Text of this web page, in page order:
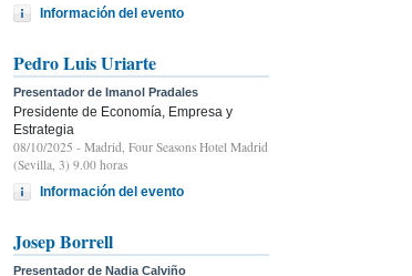
Información del evento
Pedro Luis Uriarte
Presentador de Imanol Pradales
Presidente de Economía, Empresa y
Estrategia
08/10/2025 - Madrid, Four Seasons Hotel Madrid
(Sevilla, 3) 9.00 horas
Información del evento
Josep Borrell
Presentador de Nadia Calviño